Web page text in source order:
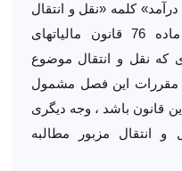
كلمه «نقل و انتقال
‌مزبور» اضافه مي‌شود. ماده 76 قانون مالیاتهای
مواردی که نقل و انتقال موضوع
طبق مقررات این فصل مشمول
به شرح ماده (59) این قانون باشد ، وجه دیگری
و انتقال مزبور مطالبه